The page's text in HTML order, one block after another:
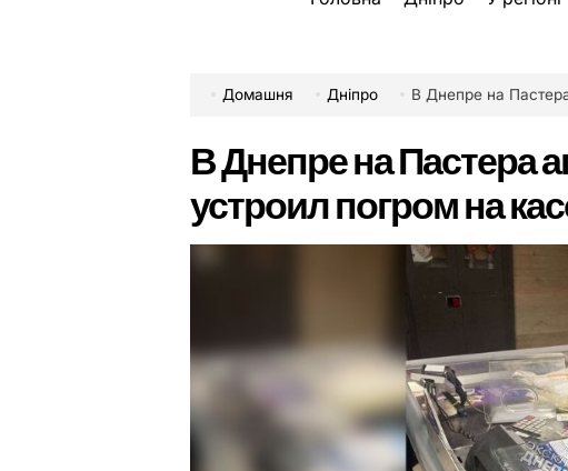
Домашня Дніпро В Днепре на Пастера
В Днепре на Пастера
устроил погром на